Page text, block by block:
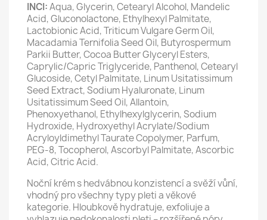
INCI:Aqua, Glycerin, Cetearyl Alcohol, Mandelic
Acid, Gluconolactone, Ethylhexyl Palmitate,
Lactobionic Acid, Triticum Vulgare Germ Oil,
Macadamia Ternifolia Seed Oil, Butyrospermum
Parkii Butter, Cocoa Butter Glyceryl Esters,
Caprylic/Capric Triglyceride, Panthenol, Cetearyl
Glucoside, Cetyl Palmitate, Linum Usitatissimum
Seed Extract, Sodium Hyaluronate, Linum
Usitatissimum Seed Oil, Allantoin,
Phenoxyethanol, Ethylhexylglycerin, Sodium
Hydroxide, Hydroxyethyl Acrylate/Sodium
Acryloyldimethyl Taurate Copolymer, Parfum,
PEG-8, Tocopherol, Ascorbyl Palmitate, Ascorbic
Acid, Citric Acid.
Noční krém s hedvábnou konzistencí a svěží vůní,
vhodný pro všechny typy pleti a věkové
kategorie. Hloubkově hydratuje, exfoliuje a